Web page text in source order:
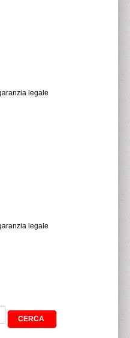
legale
legale